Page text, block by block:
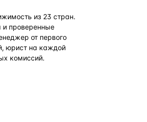
из 23 стран.
проверенные
от первого
юрист на каждой
комиссий.